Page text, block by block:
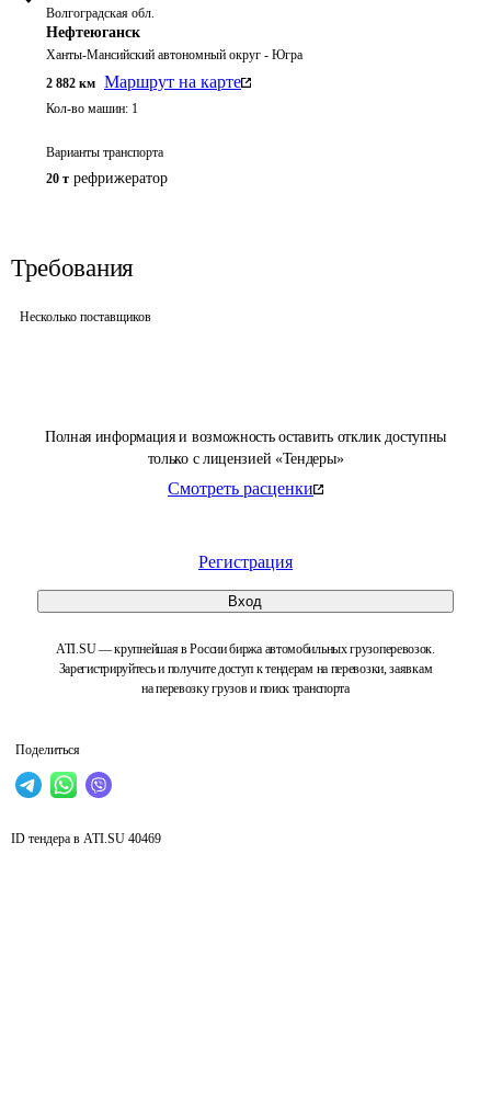
Полная информация и возможность оставить отклик доступны
только с лицензией «Тендеры»
Смотреть расценки
Регистрация
Вход
ATI.SU — крупнейшая в России биржа автомобильных грузоперевозок.
Зарегистрируйтесь и получите доступ к тендерам на перевозки, заявкам
на перевозку грузов и поиск транспорта
Поделиться
Волгоградская обл.
Нефтеюганск
Ханты-Мансийский автономный округ - Югра
2 882 км Маршрут на карте
Кол-во машин: 1
Варианты транспорта
20 т рефрижератор
Требования
Несколько поставщиков
ID тендера в ATI.SU 40469